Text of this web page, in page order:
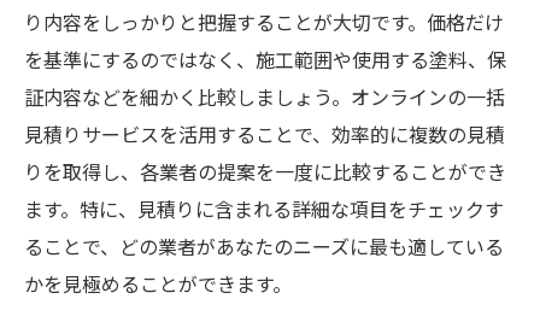
り内容をしっかりと把握することが大切です。価格だけ
を基準にするのではなく、施工範囲や使用する塗料、保
証内容などを細かく比較しましょう。オンラインの一括
見積りサービスを活用することで、効率的に複数の見積
りを取得し、各業者の提案を一度に比較することができ
ます。特に、見積りに含まれる詳細な項目をチェックす
ることで、どの業者があなたのニーズに最も適している
かを見極めることができます。